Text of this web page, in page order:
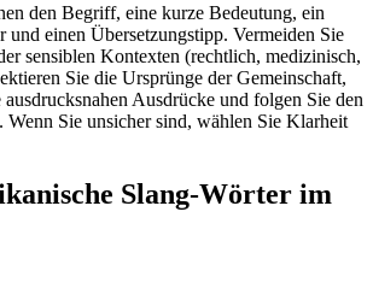
den Begriff, eine kurze Bedeutung, ein
und einen Übersetzungstipp. Vermeiden Sie
sensiblen Kontexten (rechtlich, medizinisch,
Sie die Ursprünge der Gemeinschaft,
Ausdrücke und folgen Sie den
Sie unsicher sind, wählen Sie Klarheit
Slang-Wörter im